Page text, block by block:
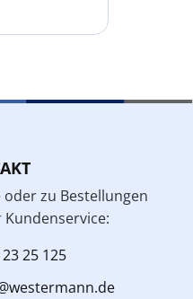
zu Bestellungen
25 125